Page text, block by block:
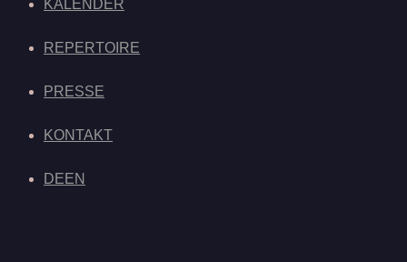
KALENDER
REPERTOIRE
PRESSE
KONTAKT
DEEN